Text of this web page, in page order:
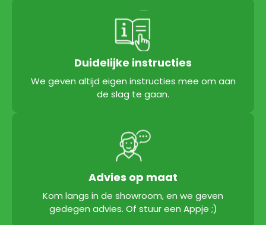
Duidelijke instructies
We geven altijd eigen instructies mee om aan
de slag te gaan.
Advies op maat
Kom langs in de showroom, en we geven
gedegen advies. Of stuur een Appje ;)